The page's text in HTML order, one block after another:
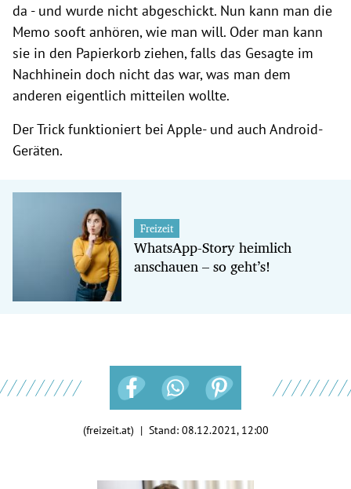
da - und wurde nicht abgeschickt. Nun kann man die
Memo sooft anhören, wie man will. Oder man kann
sie in den Papierkorb ziehen, falls das Gesagte im
Nachhinein doch nicht das war, was man dem
anderen eigentlich mitteilen wollte.
Der Trick funktioniert bei Apple- und auch Android-
Geräten.
Freizeit
WhatsApp-Story heimlich
anschauen – so geht’s!
(freizeit.at) | Stand: 08.12.2021, 12:00